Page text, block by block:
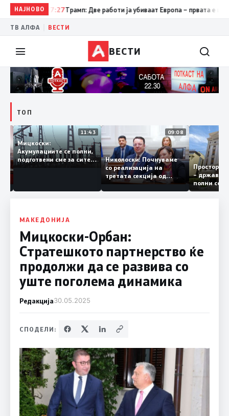
НАЈНОВО
07:27 Трамп: Две работи ја убиваат Европа – првата е
ТВ АЛФА ВЕСТИ
ВЕСТИ
ТОП
12:03
за
11:43
Мицкоски:
Акумулациите се полни,
подготвени сме за сите
ризици, не размислување
09:08
Николоски: Почнуваме
со реализација на
третата секција од
железничкиот Коридор
8, Македонија станува
–
полни
МАКЕДОНИЈА
Мицкоски-Орбан:
Стратешкото партнерство ќе
продолжи да се развива со
уште поголема динамика
Редакција30.05.2025
СПОДЕЛИ: